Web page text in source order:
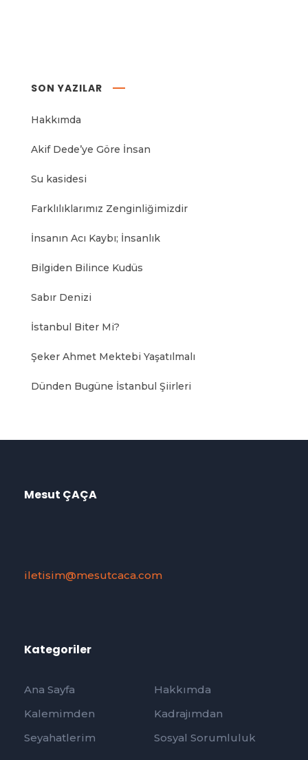
SON YAZILAR
Hakkımda
Akif Dede’ye Göre İnsan
Su kasidesi
Farklılıklarımız Zenginliğimizdir
İnsanın Acı Kaybı; İnsanlık
Bilgiden Bilince Kudüs
Sabır Denizi
İstanbul Biter Mi?
Şeker Ahmet Mektebi Yaşatılmalı
Dünden Bugüne İstanbul Şiirleri
Mesut ÇAÇA
iletisim@mesutcaca.com
Kategoriler
Ana Sayfa
Hakkımda
Kalemimden
Kadrajımdan
Seyahatlerim
Sosyal Sorumluluk